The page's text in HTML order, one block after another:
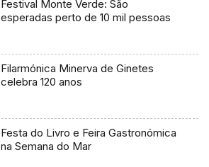
Festival Monte Verde: São
esperadas perto de 10 mil pessoas
Filarmónica Minerva de Ginetes
celebra 120 anos
Festa do Livro e Feira Gastronómica
na Semana do Mar